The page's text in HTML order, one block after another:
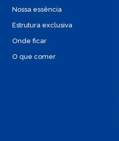
Nossa essência
Estrutura exclusiva
Onde ficar
O que comer